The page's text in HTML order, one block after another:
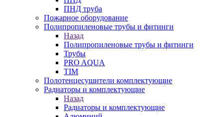
ПНД труба
Пожарное оборудование
Полипропиленовые трубы и фитинги
Назад
Полипропиленовые трубы и фитинги
Трубы
PRO AQUA
TIM
Полотенцесушители комплектующие
Радиаторы и комплектующие
Назад
Радиаторы и комплектующие